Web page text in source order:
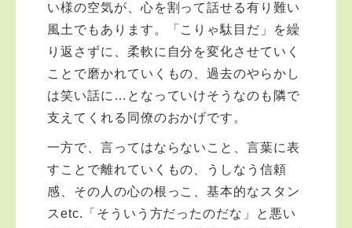
い様の空気が、心を割って話せる有り難い
風土でもあります。「こりゃ駄目だ」を繰
り返さずに、柔軟に自分を変化させていく
ことで磨かれていくもの、過去のやらかし
は笑い話に…となっていけそうなのも隣で
支えてくれる同僚のおかげです。
一方で、言ってはならないこと、言葉に表
すことで離れていくもの、うしなう信頼
感、その人の心の根っこ、基本的なスタン
スetc.「そういう方だったのだな」と悪い